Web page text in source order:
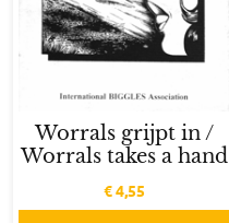
Worrals grijpt in /
Worrals takes a hand
€4,55